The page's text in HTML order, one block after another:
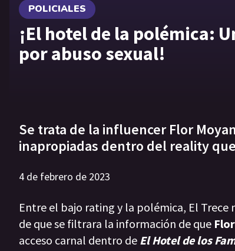
POLICIALES
¡El hotel de la polémica:
por abuso sexual!
Se trata de la influencer Flor
inapropiadas dentro del reality
4 de febrero de 2023
Entre el bajo rating y la polémica, El
de que se filtrara la información de que
acceso carnal dentro de El Hotel de los